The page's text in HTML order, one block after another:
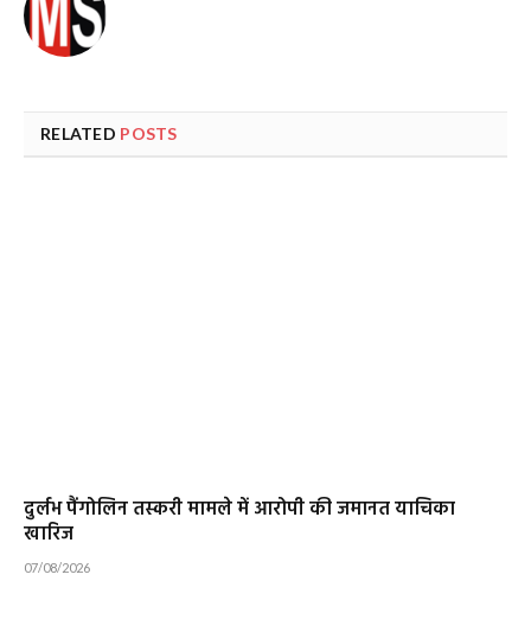
RELATED POSTS
दुर्लभ पैंगोलिन तस्करी मामले में आरोपी की जमानत याचिका
खारिज
07/08/2026